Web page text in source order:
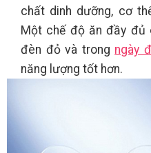
chất dinh dưỡng, cơ
Một chế độ ăn đầy đủ
đèn đỏ và trong ngày
năng lượng tốt hơn.